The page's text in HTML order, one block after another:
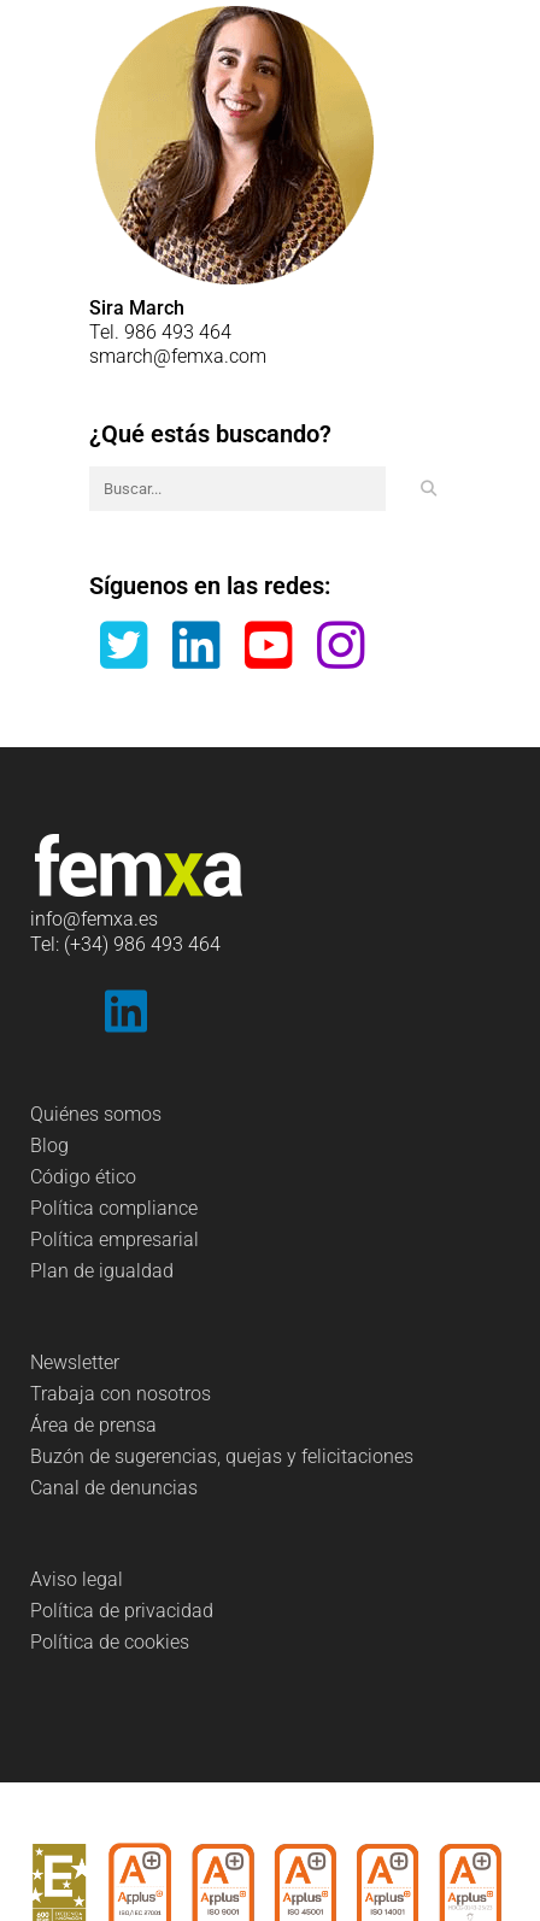
Sira March
Tel. 986 493 464
smarch@femxa.com
¿Qué estás buscando?
Síguenos en las redes:
info@femxa.es
Tel: (+34) 986 493 464
Quiénes somos
Blog
Código ético
Política compliance
Política empresarial
Plan de igualdad
Newsletter
Trabaja con nosotros
Área de prensa
Buzón de sugerencias, quejas y felicitaciones
Canal de denuncias
Aviso legal
Política de privacidad
Política de cookies